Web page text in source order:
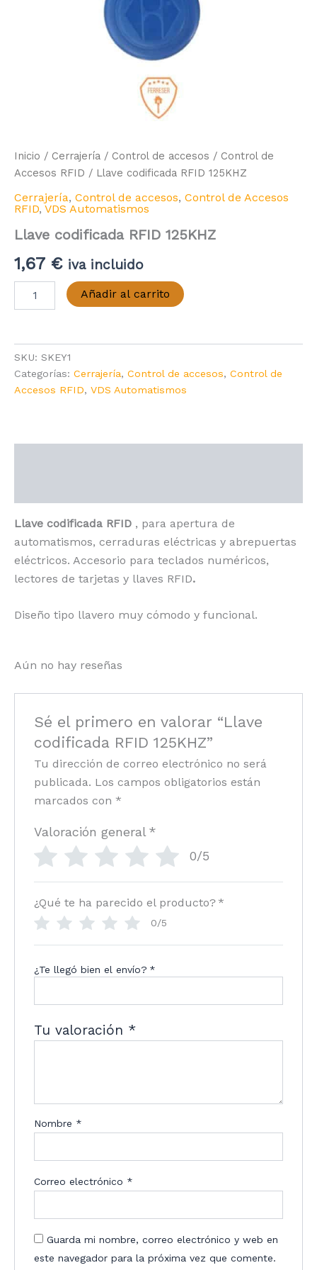
Inicio / Cerrajería / Control de accesos / Control de
Accesos RFID / Llave codificada RFID 125KHZ
Cerrajería, Control de accesos, Control de Accesos
RFID, VDS Automatismos
Llave codificada RFID 125KHZ
1,67 € iva incluido
codificada
cantidad
Añadir al carrito
SKU: SKEY1
Categorías: Cerrajería, Control de accesos, Control de
Accesos RFID, VDS Automatismos
Llave codificada RFID , para apertura de
automatismos, cerraduras eléctricas y abrepuertas
eléctricos. Accesorio para teclados numéricos,
lectores de tarjetas y llaves RFID.
Diseño tipo llavero muy cómodo y funcional.
Aún no hay reseñas
Sé el primero en valorar “Llave
codificada RFID 125KHZ”
Tu dirección de correo electrónico no será
publicada. Los campos obligatorios están
marcados con *
Valoración general *
0/5
¿Qué te ha parecido el producto?*
0/5
¿Te llegó bien el envío? *
Tu valoración *
Nombre *
Correo electrónico *
Guarda mi nombre, correo electrónico y web en
este navegador para la próxima vez que comente.